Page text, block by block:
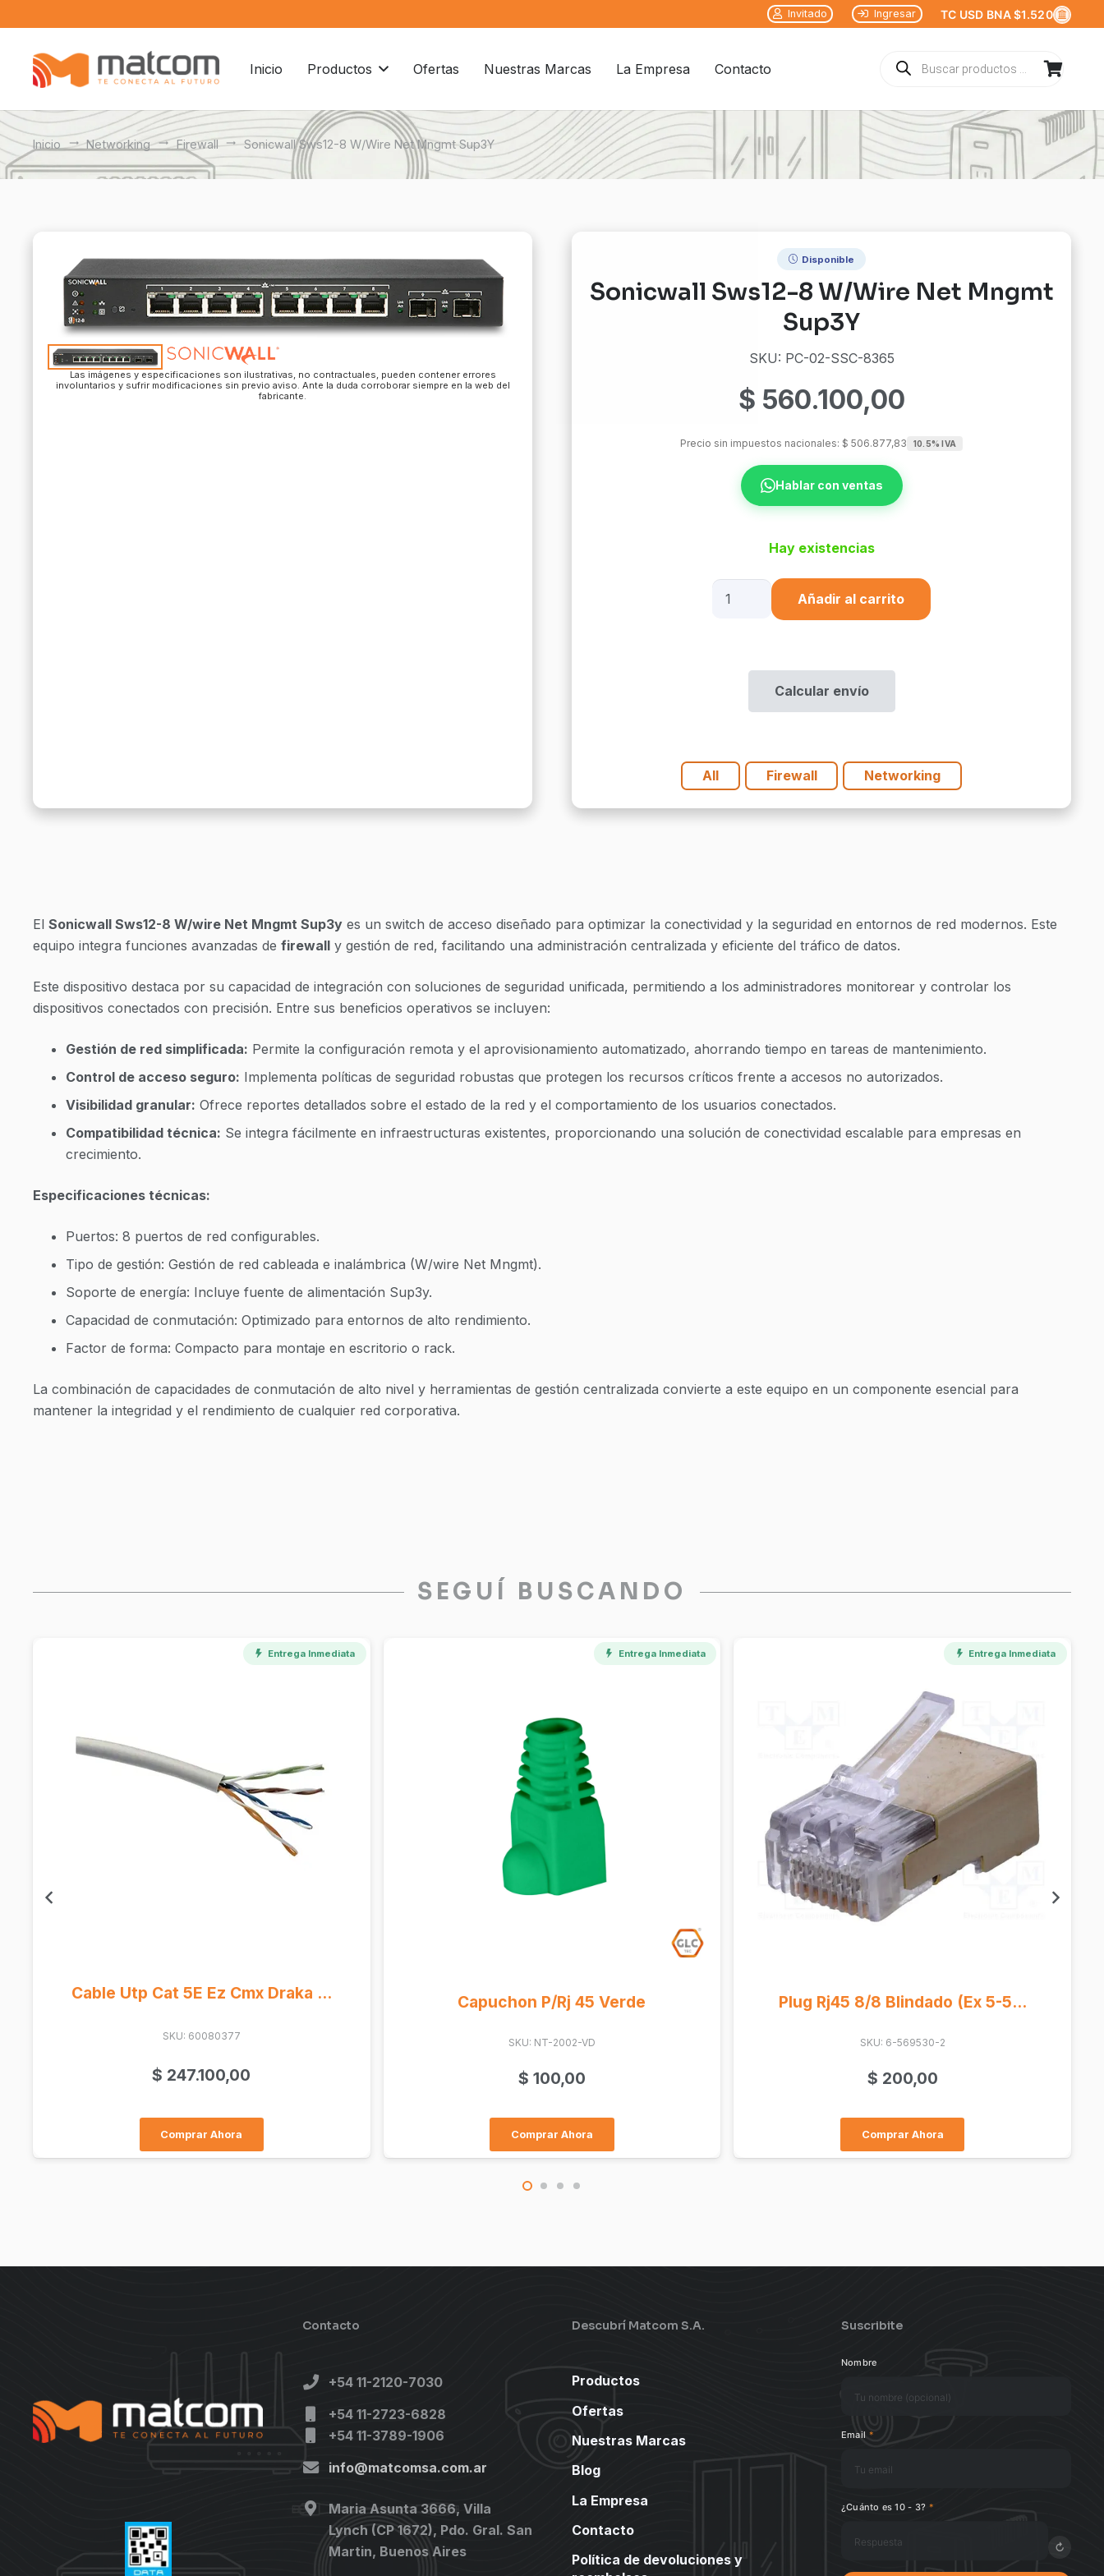
Invitado Ingresar TC USD BNA $1.520
Inicio Productos Ofertas Nuestras Marcas La Empresa Contacto
Búsqueda
de
Inicio trending_flat Networking trending_flat Firewall trending_flat Sonicwall Sws12-8 W/Wire Net Mngmt Sup3Y
Las imágenes y especificaciones son ilustrativas, no contractuales, pueden contener errores
involuntarios y sufrir modificaciones sin previo aviso. Ante la duda corroborar siempre en la web del
fabricante.
Disponible
Sonicwall Sws12-8 W/Wire Net Mngmt
Sup3Y
SKU: PC-02-SSC-8365
$ 560.100,00
Precio sin impuestos nacionales: $ 506.877,83 10.5% IVA
Hablar con ventas
Hay existencias
Sup3Y
Añadir al carrito
Calcular envío
All Firewall Networking
El Sonicwall Sws12-8 W/wire Net Mngmt Sup3y es un switch de acceso diseñado para optimizar la conectividad y la seguridad en entornos de red modernos. Este
equipo integra funciones avanzadas de firewall y gestión de red, facilitando una administración centralizada y eficiente del tráfico de datos.
Este dispositivo destaca por su capacidad de integración con soluciones de seguridad unificada, permitiendo a los administradores monitorear y controlar los
dispositivos conectados con precisión. Entre sus beneficios operativos se incluyen:
Gestión de red simplificada: Permite la configuración remota y el aprovisionamiento automatizado, ahorrando tiempo en tareas de mantenimiento.
Control de acceso seguro: Implementa políticas de seguridad robustas que protegen los recursos críticos frente a accesos no autorizados.
Visibilidad granular: Ofrece reportes detallados sobre el estado de la red y el comportamiento de los usuarios conectados.
Compatibilidad técnica: Se integra fácilmente en infraestructuras existentes, proporcionando una solución de conectividad escalable para empresas en
crecimiento.
Especificaciones técnicas:
Puertos: 8 puertos de red configurables.
Tipo de gestión: Gestión de red cableada e inalámbrica (W/wire Net Mngmt).
Soporte de energía: Incluye fuente de alimentación Sup3y.
Capacidad de conmutación: Optimizado para entornos de alto rendimiento.
Factor de forma: Compacto para montaje en escritorio o rack.
La combinación de capacidades de conmutación de alto nivel y herramientas de gestión centralizada convierte a este equipo en un componente esencial para
mantener la integridad y el rendimiento de cualquier red corporativa.
SEGUÍ BUSCANDO
Entrega Inmediata
Capuchon P/Rj 45 Verde
SKU: NT-2002-VD
$100,00
Comprar Ahora
Entrega Inmediata
Plug Rj45 8/8 Blindado (Ex 5-5...
SKU: 6-569530-2
$200,00
Comprar Ahora
Entrega Inmediata
Negro Sobre Blanco 6 Mm
SKU: CSTZ211
$17.300,00
Comprar Ahora
Contacto
+54 11-2120-7030
+54 11-2723-6828
+54 11-3789-1906
info@matcomsa.com.ar
Maria Asunta 3666, Villa
Lynch (CP 1672), Pdo. Gral. San
Martin, Buenos Aires
Descubrí Matcom S.A.
Productos
Ofertas
Nuestras Marcas
Blog
La Empresa
Contacto
Política de devoluciones y
Suscribite
Nombre
Email *
¿Cuánto es 10 - 3? *
↻